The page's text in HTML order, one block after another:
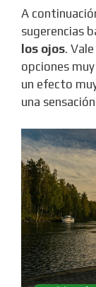
A
sugerencias
los ojos.
opciones
un efecto
una